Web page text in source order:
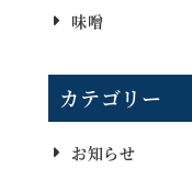
味噌
カテゴリー
お知らせ